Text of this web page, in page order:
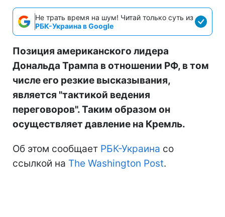
Не трать время на шум! Читай только суть из
РБК-Украина в Google
Позиция американского лидера
Дональда Трампа в отношении РФ, в том
числе его резкие высказывания,
является "тактикой ведения
переговоров". Таким образом он
осуществляет давление на Кремль.
Об этом сообщает РБК-Украина со
ссылкой на The Washington Post.